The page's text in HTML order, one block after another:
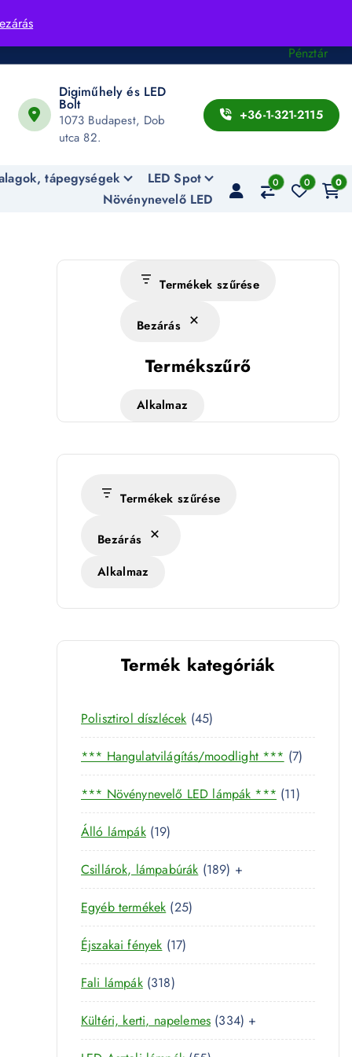
Pénztár
Digiműhely és LED
Bolt
1073 Budapest, Dob
utca 82.
+36-1-321-2115
tápegységek
LED Spot
Növénynevelő LED
0 0 0
Termékek szűrése
Bezárás
Termékszűrő
Alkalmaz
Termékek szűrése
Bezárás
Alkalmaz
Termék kategóriák
Polisztirol díszlécek 454
5
t
e
r
k
*** Hangulatvilágítás/moodlight *** 77
t
e
r
*** Növénynevelő LED lámpák *** 111
1
e
Álló lámpák 191
9
t
e
r
m
é
k
Csillárok, lámpabúrák 1891
8
t
é
k
+
Egyéb termékek 252
5
e
Éjszakai fények 171
7
e
r
m
Fali lámpák 3183
1
8
t
Kültéri, kerti, napelemes 3343
3
+